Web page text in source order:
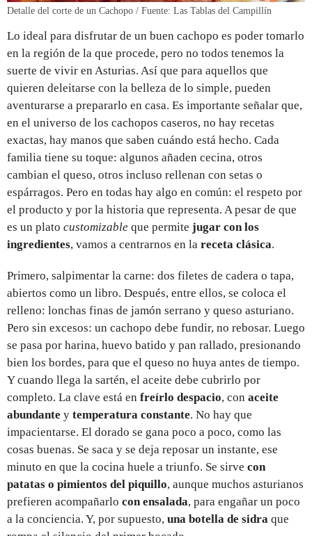
Detalle del corte de un Cachopo / Fuente: Las Tablas del Campillín
Lo ideal para disfrutar de un buen cachopo es poder tomarlo
en la región de la que procede, pero no todos tenemos la
suerte de vivir en Asturias. Así que para aquellos que
quieren deleitarse con la belleza de lo simple, pueden
aventurarse a prepararlo en casa. Es importante señalar que,
en el universo de los cachopos caseros, no hay recetas
exactas, hay manos que saben cuándo está hecho. Cada
familia tiene su toque: algunos añaden cecina, otros
cambian el queso, otros incluso rellenan con setas o
espárragos. Pero en todas hay algo en común: el respeto por
el producto y por la historia que representa. A pesar de que
es un plato customizable que permite jugar con los
ingredientes, vamos a centrarnos en la receta clásica.
Primero, salpimentar la carne: dos filetes de cadera o tapa,
abiertos como un libro. Después, entre ellos, se coloca el
relleno: lonchas finas de jamón serrano y queso asturiano.
Pero sin excesos: un cachopo debe fundir, no rebosar. Luego
se pasa por harina, huevo batido y pan rallado, presionando
bien los bordes, para que el queso no huya antes de tiempo.
Y cuando llega la sartén, el aceite debe cubrirlo por
completo. La clave está en freírlo despacio, con aceite
abundante y temperatura constante. No hay que
impacientarse. El dorado se gana poco a poco, como las
cosas buenas. Se saca y se deja reposar un instante, ese
minuto en que la cocina huele a triunfo. Se sirve con
patatas o pimientos del piquillo, aunque muchos asturianos
prefieren acompañarlo con ensalada, para engañar un poco
a la conciencia. Y, por supuesto, una botella de sidra que